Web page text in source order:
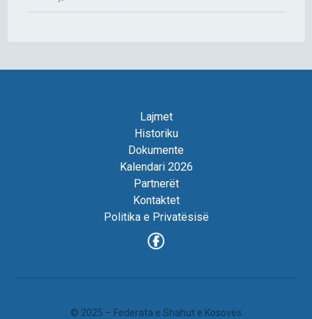
Lajmet
Historiku
Dokumente
Kalendari 2026
Partnerët
Kontaktet
Politika e Privatësisë
© 2025 – Federata e Shahut e Kosovës